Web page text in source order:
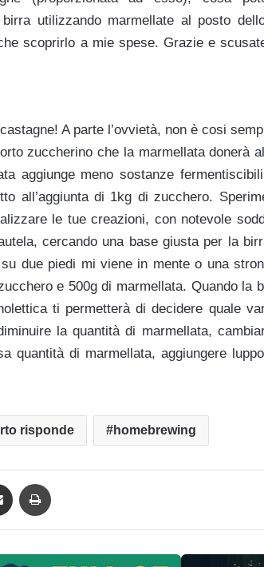
utilizzando marmellate al posto
scoprirlo a mie spese. Grazie e
A parte l’ovvietà, non è cosi
zuccherino che la marmellata donerà
aggiunge meno sostanze
all’aggiunta di 1kg di zucchero.
le tue creazioni, con notevole
cercando una base giusta per la
due piedi mi viene in mente o una
e 500g di marmellata. Quando la
ti permetterà di decidere quale
la quantità di marmellata,
quantità di marmellata, aggiungere
risponde homebrewing
Condividi via mail